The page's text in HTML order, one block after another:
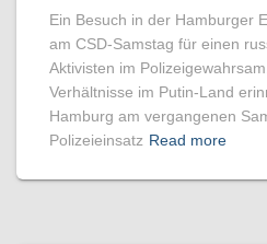
Ein Besuch in der Hamburger
am CSD-Samstag für einen
Aktivisten im
Verhältnisse im Putin-Land
Hamburg am vergangenen
Polizeieinsatz Read more